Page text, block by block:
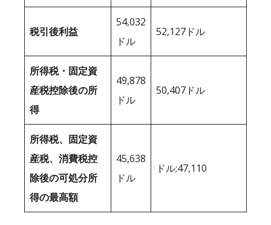
税引後利益
54,032
ドル
52,127ドル
所得税・固定資
産税控除後の所
得
49,878
ドル
50,407ドル
所得税、固定資
産税、消費税控
除後の可処分所
得の最高額
45,638
ドル
ドル;47,110